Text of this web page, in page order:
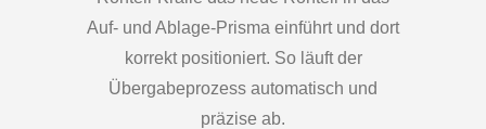
Auf- und Ablage-Prisma einführt und dort
korrekt positioniert. So läuft der
Übergabeprozess automatisch und
präzise ab.